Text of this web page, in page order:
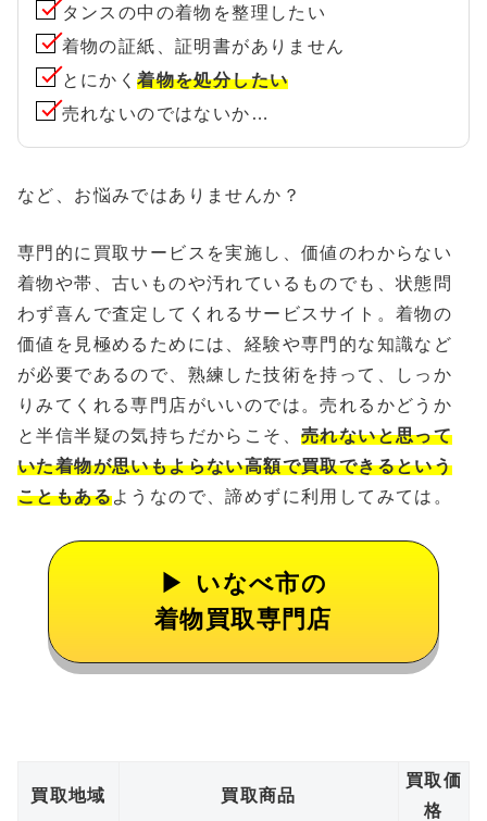
タンスの中の着物を整理したい
着物の証紙、証明書がありません
とにかく着物を処分したい
売れないのではないか…
など、お悩みではありませんか？
専門的に買取サービスを実施し、価値のわからない
着物や帯、古いものや汚れているものでも、状態問
わず喜んで査定してくれるサービスサイト。着物の
価値を見極めるためには、経験や専門的な知識など
が必要であるので、熟練した技術を持って、しっか
りみてくれる専門店がいいのでは。売れるかどうか
と半信半疑の気持ちだからこそ、 売れないと思って
いた着物が思いもよらない高額で買取できるという
こともあるようなので、諦めずに利用してみては。
いなべ市の
着物買取専門店
買取地域 買取商品
買取価
格